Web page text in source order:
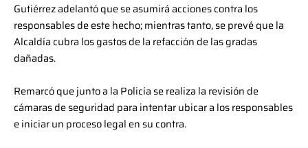
Gutiérrez adelantó que se asumirá acciones contra los
responsables de este hecho; mientras tanto, se prevé que la
Alcaldía cubra los gastos de la refacción de las gradas
dañadas.
Remarcó que junto a la Policía se realiza la revisión de
cámaras de seguridad para intentar ubicar a los responsables
e iniciar un proceso legal en su contra.